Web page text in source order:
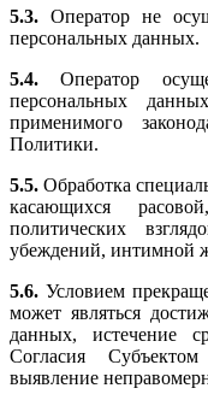
5.3. Оператор не
персональных данных.
5.4. Оператор
персональных
применимого
Политики.
5.5. Обработка
касающихся
политических
убеждений, интимной
5.6. Условием
может являться
данных, истечение
Согласия
выявление